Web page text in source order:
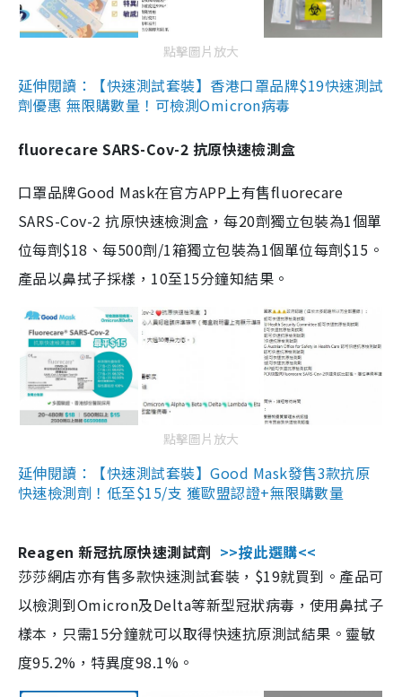
點擊圖片放大
延伸閱讀：【快速測試套裝】香港口罩品牌$19快速測試
劑優惠 無限購數量！可檢測Omicron病毒
fluorecare SARS-Cov-2 抗原快速檢測盒
口罩品牌Good Mask在官方APP上有售fluorecare
SARS-Cov-2 抗原快速檢測盒，每20劑獨立包裝為1個單
位每劑$18、每500劑/1箱獨立包裝為1個單位每劑$15。
產品以鼻拭子採樣，10至15分鐘知結果。
點擊圖片放大
延伸閱讀：【快速測試套裝】Good Mask發售3款抗原
快速檢測劑！低至$15/支 獲歐盟認證+無限購數量
Reagen 新冠抗原快速測試劑 >>按此選購<<
莎莎網店亦有售多款快速測試套裝，$19就買到。產品可
以檢測到Omicron及Delta等新型冠狀病毒，使用鼻拭子
樣本，只需15分鐘就可以取得快速抗原測試結果。靈敏
度95.2%，特異度98.1%。